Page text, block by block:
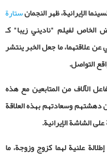
الإيرانية، ظهر النجمانستارة
الخاص لفيلم "ناديني زیبا" كـ
علاقتهما، ما جعل الخبر ينتشر
التواصل.
الآلاف من المتابعين مع هذه
دهشتهم وسعادتهم بهذه العلاقة
الشاشة الإيرانية.
علنية لهما كزوج وزوجة، ما